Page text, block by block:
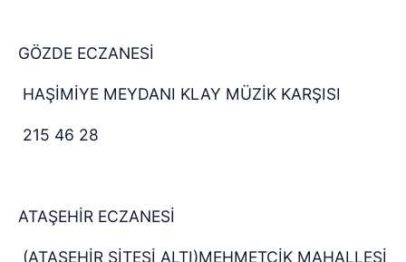
GÖZDE ECZANESİ
HAŞİMİYE MEYDANI KLAY MÜZİK KARŞISI
215 46 28
ATAŞEHİR ECZANESİ
(ATAŞEHİR SİTESİ ALTI)MEHMETÇİK MAHALLESİ